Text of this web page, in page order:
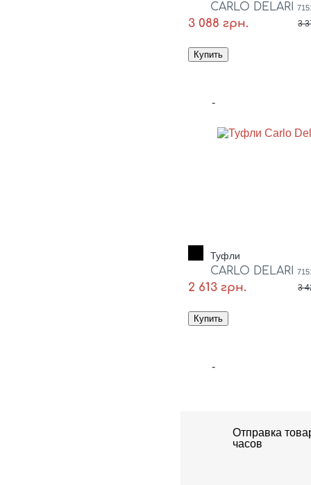
CARLO DELARI
3 088 грн. 3
-
Туфли
CARLO DELARI
2 613 грн. 3
-
Отправка
часов